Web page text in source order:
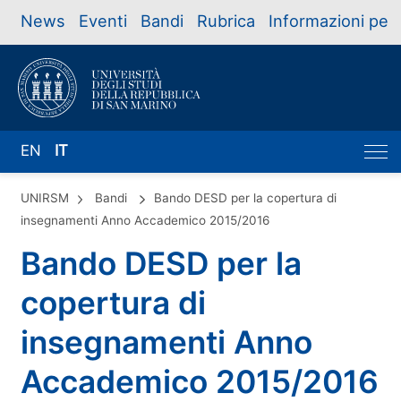
News Eventi Bandi Rubrica Informazioni per
EN IT
UNIRSM Bandi
Bando DESD per la copertura di
insegnamenti Anno Accademico 2015/2016
Bando DESD per la
copertura di
insegnamenti Anno
Accademico 2015/2016